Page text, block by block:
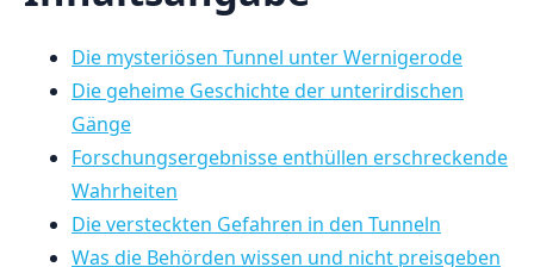
Die‌ mysteriösen Tunnel ⁤unter Wernigerode
Die geheime Geschichte‍ der ‌unterirdischen
Gänge
Forschungsergebnisse enthüllen ⁤erschreckende
Wahrheiten
Die versteckten ‍Gefahren in den Tunneln
Was ⁢die Behörden wissen und nicht‍ preisgeben